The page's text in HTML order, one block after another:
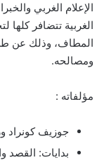
الإعلام الغربي
الغربية تتضافر كلها
المطاف، وذلك عن
ومصالحه.
مؤلفاته :
جوزيف كونراد
بدايات: القصد